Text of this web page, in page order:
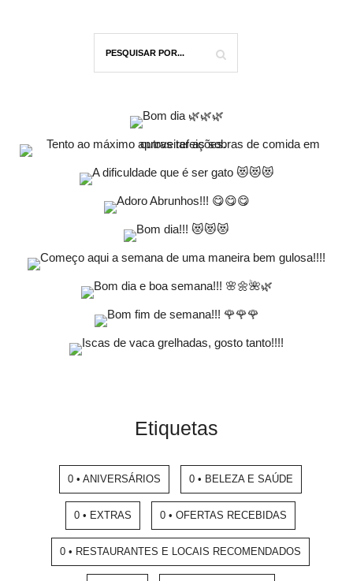
Etiquetas
0 • ANIVERSÁRIOS 0 • BELEZA E SAÚDE
0 • EXTRAS 0 • OFERTAS RECEBIDAS
0 • RESTAURANTES E LOCAIS RECOMENDADOS